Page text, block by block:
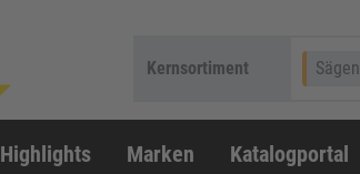
Kernsortiment Sägen
Highlights Marken Katalogportal